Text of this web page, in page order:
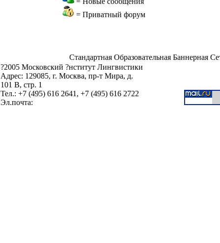
= Приватный форум
Стандартная Образовательная Баннерная
?2005 Московский ?нститут Лингвистики
Адрес: 129085, г. Москва, пр-т Мира, д.
101 В, стр. 1
Тел.: +7 (495) 616 2641, +7 (495) 616 2722
Эл.почта: